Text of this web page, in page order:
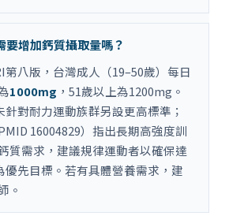
要增加鈣質攝取量嗎？
第八版，台灣成人（19–50歲）每日
1000mg ，51歲以上為1200mg。
針對耐力運動族群另設更高標準；
16004829）指出長期高強度訓
質需求，建議規律運動者以確保達
優先目標。若有具體營養需求，建
。